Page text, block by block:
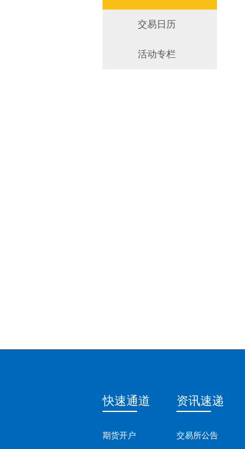
交易日历
活动专栏
快速通道
期货开户
资讯速递
交易所公告